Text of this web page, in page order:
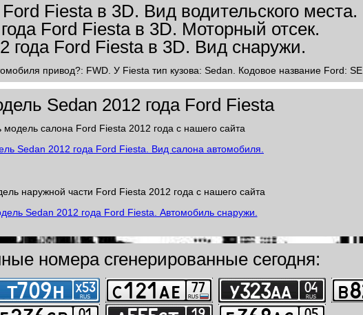
привод?: FWD. У Fiesta тип кузова: Sedan. Кодовое название Ford: SE.
Sedan 2012 года Ford Fiesta
модель салона Ford Fiesta 2012 года с нашего сайта
наружной части Ford Fiesta 2012 года с нашего сайта
номера сгенерированные сегодня: